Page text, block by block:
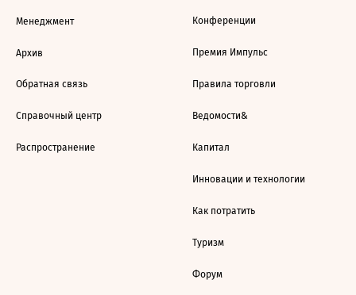
Менеджмент
Архив
Обратная связь
Справочный центр
Распространение
Конференции
Премия Импульс
Правила торговли
Ведомости&
Капитал
Инновации и технологии
Как потратить
Туризм
Форум